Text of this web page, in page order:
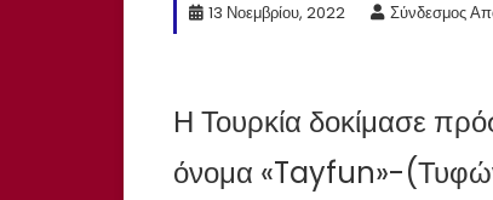
13 Νοεμβρίου, 2022 Σύνδεσμος
Η Τουρκία δοκίμασε
όνομα «Tayfun»-